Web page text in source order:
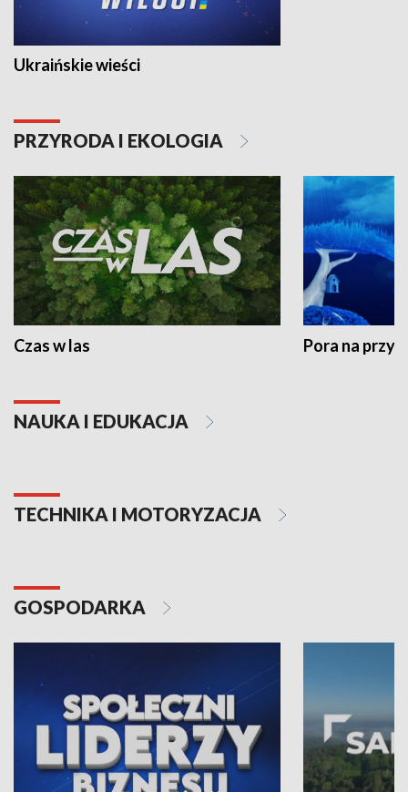
Ukraińskie wieści
PRZYRODA I EKOLOGIA
Czas w las Pora na
NAUKA I EDUKACJA
TECHNIKA I MOTORYZACJA
GOSPODARKA